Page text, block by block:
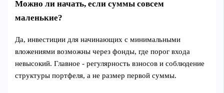
Можно ли начать, если суммы совсем
маленькие?
Да, инвестиции для начинающих с минимальными
вложениями возможны через фонды, где порог входа
невысокий. Главное - регулярность взносов и соблюдение
структуры портфеля, а не размер первой суммы.